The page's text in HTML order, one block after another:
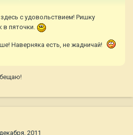
с удовольствием! Ришку
в пяточки.
Наверняка есть, не жадничай!
2011